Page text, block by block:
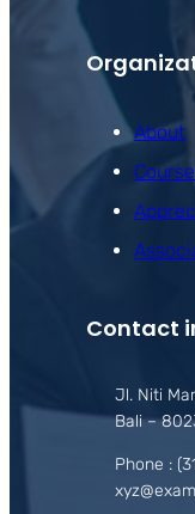
About
Contact
Jl. Niti
Bali –
Phone :